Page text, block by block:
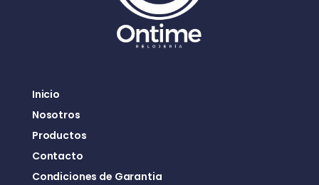
Inicio
Nosotros
Productos
Contacto
Condiciones de Garantia